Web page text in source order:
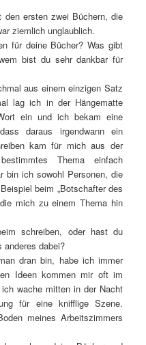
ersten zwei Büchern, die
ziemlich unglaublich.
für deine Bücher? Was gibt
bist du sehr dankbar für
aus einem einzigen Satz
lag ich in der Hängematte
ein und ich bekam eine
daraus irgendwann ein
kam für mich aus der
Thema einfach
bin ich sowohl Personen, die
beim „Botschafter des
mich zu einem Thema hin
schreiben, oder hast du
anderes dabei?
dran bin, habe ich immer
Ideen kommen mir oft im
wache mitten in der Nacht
für eine knifflige Szene.
meines Arbeitszimmers